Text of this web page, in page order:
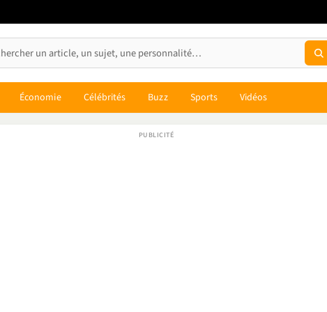
Économie Célébrités Buzz Sports Vidéos